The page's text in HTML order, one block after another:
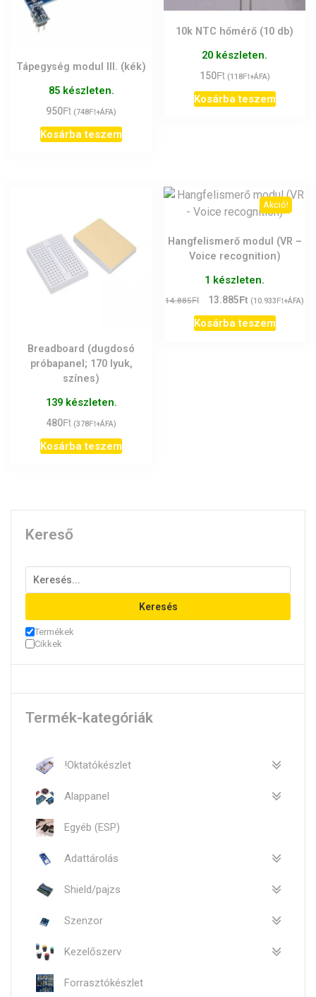
Tápegység modul III. (kék)
85 készleten.
950Ft (748Ft+ÁFA)
Kosárba teszem
10k NTC hőmérő (10 db)
20 készleten.
150Ft (118Ft+ÁFA)
Kosárba teszem
Breadboard (dugdosó
próbapanel; 170 lyuk,
színes)
139 készleten.
480Ft (378Ft+ÁFA)
Kosárba teszem
Akció!
Hangfelismerő modul (VR –
Voice recognition)
1 készleten.
14.885Ft
Original
price
was:
13.885Ft Current
price
is:
(10.933Ft+ÁFA)
Kosárba teszem
Kereső
Keresés
Termékek
Cikkek
Termék-kategóriák
!Oktatókészlet
Alappanel
Egyéb (ESP)
Adattárolás
Shield/pajzs
Szenzor
Kezelőszerv
Forrasztókészlet